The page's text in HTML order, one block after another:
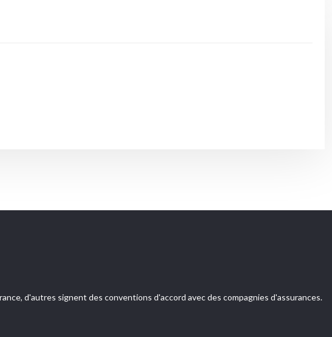
d'autres signent des conventions d'accord avec des compagnies d'assurances.